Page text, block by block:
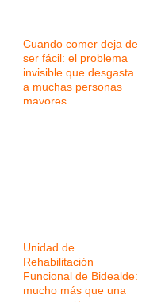
Cuando comer deja de
ser fácil: el problema
invisible que desgasta
a muchas personas
mayores
Unidad de
Rehabilitación
Funcional de Bidealde:
mucho más que una